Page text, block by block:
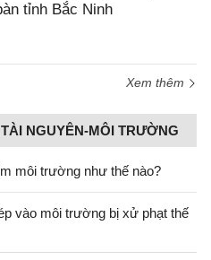
tỉnh Bắc Ninh
Xem thêm
NGUYÊN-MÔI TRƯỜNG
môi trường như thế nào?
vào môi trường bị xử phạt thế